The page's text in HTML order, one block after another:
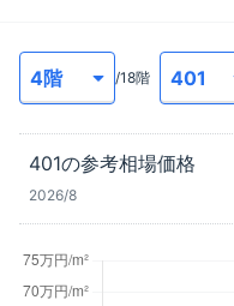
/18階
401の参考相場価格
2026/8